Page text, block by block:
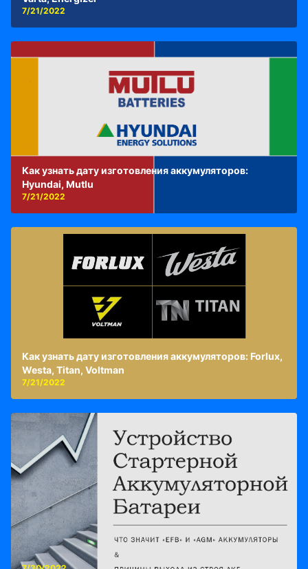
7/21/2022
Как узнать дату изготовления аккумуляторов:
Hyundai, Mutlu
7/21/2022
Как узнать дату изготовления аккумуляторов: Forlux,
Westa, Titan, Voltman
7/21/2022